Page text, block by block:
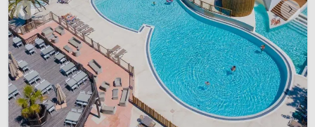
ontdekkingstocht in Languedoc-Roussillon. Een bezoek aan
Parc Naturel Régional du Haut-Languedoc is absoluut de
moeite waard. Want, waar vind je nou een gigantisch blok
gestold lava (Sidobre) van 10 bij 10 kilometer? Verder geven
de levendige planten kleur aan de regio. Een wandeling door
het natuurschoon is dus ook zeker aan te raden. En voor de
kinderen is een bezoekje aan de vele grotten erg spannend!
Tot slot kun je ook de toeristische stoomtrein pakken die je